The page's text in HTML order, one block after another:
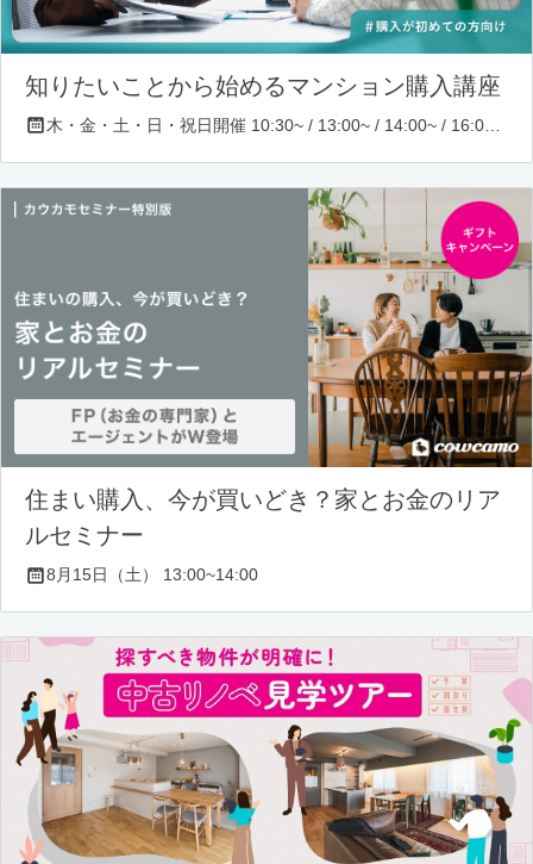
知りたいことから始めるマンション購入講座
住まい購入、今が買いどき？家とお金のリア
ルセミナー
8月15日（土） 13:00~14:00